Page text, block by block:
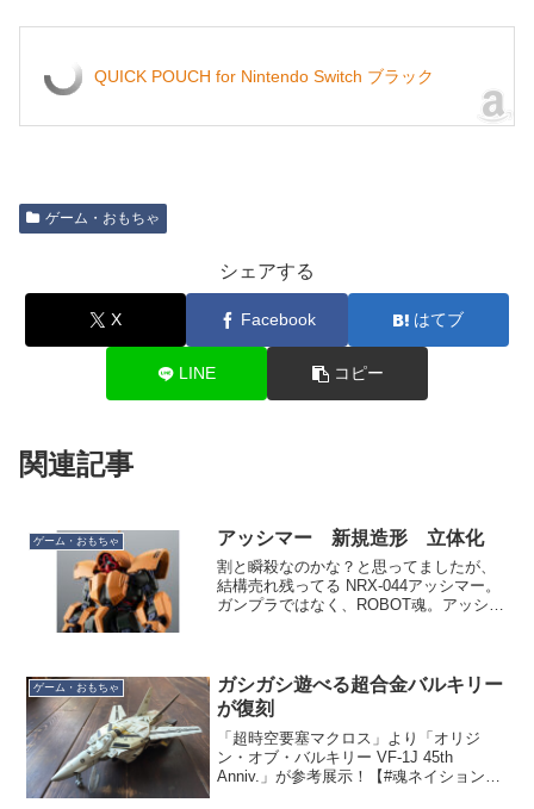
QUICK POUCH for Nintendo Switch ブラック
ゲーム・おもちゃ
シェアする
X Facebook はてブ
LINE コピー
関連記事
ゲーム・おもちゃ アッシマー 新規造形 立体化
割と瞬殺なのかな？と思ってましたが、
結構売れ残ってる NRX-044アッシマー。
ガンプラではなく、ROBOT魂。アッシマ
ても顔がドム...
ゲーム・おもちゃ
ガシガシ遊べる超合金バルキリー
が復刻
「超時空要塞マクロス」より「オリジ
ン・オブ・バルキリー VF-1J 45th
Anniv.」が参考展示！【#魂ネイション